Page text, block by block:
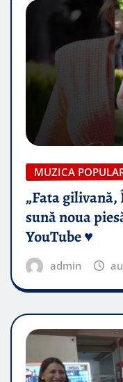
MUZICA
„Fata gilivană,
sună noua
YouTube ♥️
admin